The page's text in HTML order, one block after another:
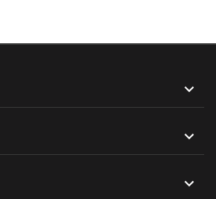


